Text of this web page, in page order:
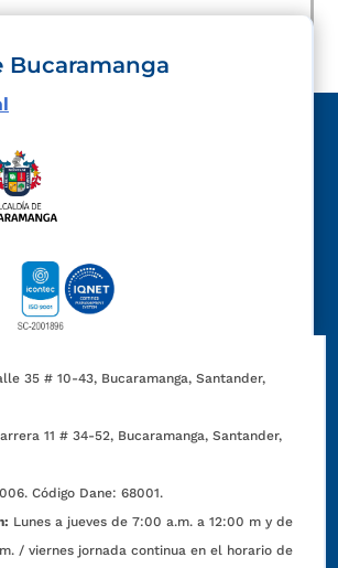
Bucaramanga
35 # 10-43, Bucaramanga, Santander,
11 # 34-52, Bucaramanga, Santander,
Código Dane: 68001.
Lunes a jueves de 7:00 a.m. a 12:00 m y de
/ viernes jornada continua en el horario de